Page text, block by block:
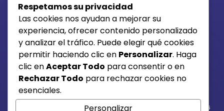
CONTÁCTENOS
Contacto
MEDIOS DE RECAUDO
Si tienes alguna duda, comunícate con la línea 6684015 /6684016
Respetamos su privacidad
Las cookies nos ayudan a mejorar su
experiencia, ofrecer contenido personalizado
y analizar el tráfico. Puede elegir qué cookies
permitir haciendo clic en Personalizar. Haga
clic enAceptar Todo para consentir o en
Rechazar Todo para rechazar cookies no
esenciales.
Personalizar